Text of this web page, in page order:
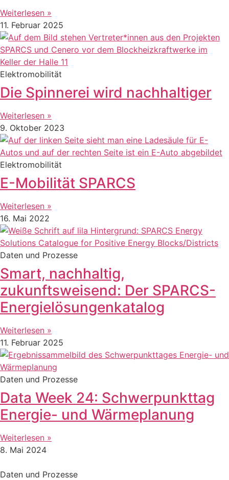
Weiterlesen »
11. Februar 2025
Elektromobilität
Die Spinnerei wird nachhaltiger
Weiterlesen »
9. Oktober 2023
Elektromobilität
E-Mobilität SPARCS
Weiterlesen »
16. Mai 2022
Daten und Prozesse
Smart, nachhaltig,
zukunftsweisend: Der SPARCS-
Energielösungenkatalog
Weiterlesen »
11. Februar 2025
Daten und Prozesse
Data Week 24: Schwerpunkttag
Energie- und Wärmeplanung
Weiterlesen »
8. Mai 2024
Daten und Prozesse